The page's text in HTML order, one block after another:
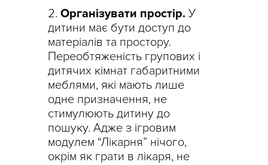
Організувати простір. У
дитини має бути доступ до
матеріалів та простору.
Переобтяженість групових і
дитячих кімнат габаритними
меблями, які мають лише
одне призначення, не
стимулюють дитину до
пошуку. Адже з ігровим
модулем “Лікарня” нічого,
окрім як грати в лікаря, не